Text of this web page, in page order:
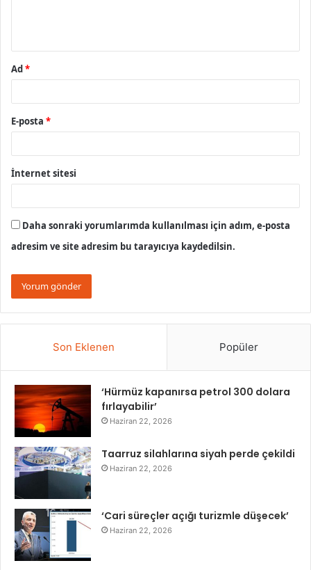
Ad*
E-posta *
İnternet sitesi
Daha sonraki yorumlarımda kullanılması için adım, e-posta
adresim ve site adresim bu tarayıcıya kaydedilsin.
Son Eklenen Popüler
‘Hürmüz kapanırsa petrol 300 dolara
fırlayabilir’
Haziran 22, 2026
Taarruz silahlarına siyah perde çekildi
Haziran 22, 2026
‘Cari süreçler açığı turizmle düşecek’
Haziran 22, 2026